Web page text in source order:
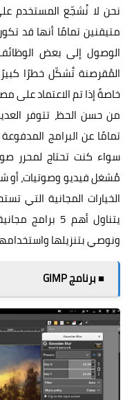
نحن لا نُشجّع المستخدم
متيقنين تمامًا أنها قد
الوصول إلى بعض
المُقرصنة تُشكّل خطرًا
خاصةً إذا تم الاعتماد على
من حسن الحظ، تتوفر
تمامًا عن البرامج
سواء كنت تحتاج لمحرر
مُشغل فيديو وصوتيات، أو
الخيارات المجانية التي
يتناول أهم 5
ونوصي بتنزيلها
■ برنامج GIMP